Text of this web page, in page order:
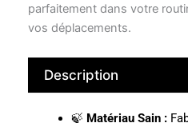
parfaitement dans votre
vos déplacements.
Description
🍃 Matériau Sain :